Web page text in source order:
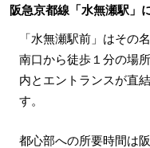
阪急京都線「水無瀬駅」
「水無瀬駅前」はその
南口から徒歩１分の場
内とエントランスが直
す。
都心部への所要時間は